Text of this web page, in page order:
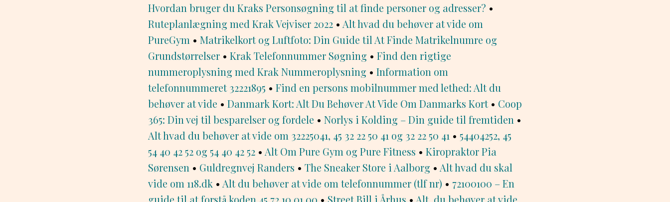
Hvordan bruger du Kraks Personsøgning til at finde personer og adresser? •
Ruteplanlægning med Krak Vejviser 2022 • Alt hvad du behøver at vide om
PureGym • Matrikelkort og Luftfoto: Din Guide til At Finde Matrikelnumre og
Grundstørrelser • Krak Telefonnummer Søgning • Find den rigtige
nummeroplysning med Krak Nummeroplysning • Information om
telefonnummeret 32221895 • Find en persons mobilnummer med lethed: Alt du
behøver at vide • Danmark Kort: Alt Du Behøver At Vide Om Danmarks Kort• Coop
365: Din vej til besparelser og fordele • Norlys i Kolding – Din guide til fremtiden •
Alt hvad du behøver at vide om 32225041, 45 32 22 50 41 og 32 22 50 41 • 54404252, 45
54 40 42 52 og 54 40 42 52 • Alt Om Pure Gym og Pure Fitness • Kiropraktor Pia
Sørensen • Guldregnvej Randers • The Sneaker Store i Aalborg • Alt hvad du skal
vide om 118.dk • Alt du behøver at vide om telefonnummer (tlf nr) • 72100100 – En
guide til at forstå koden 45 72 10 01 00 • Street Bill i Århus • Alt, du behøver at vide